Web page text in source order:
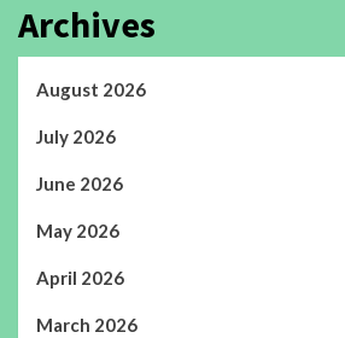
Archives
August 2026
July 2026
June 2026
May 2026
April 2026
March 2026